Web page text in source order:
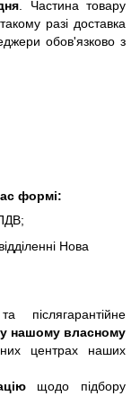
. Частина товару
разі доставка
обов'язково з
формі:
Нова
післягарантійне
у нашому власному
центрах наших
щодо підбору